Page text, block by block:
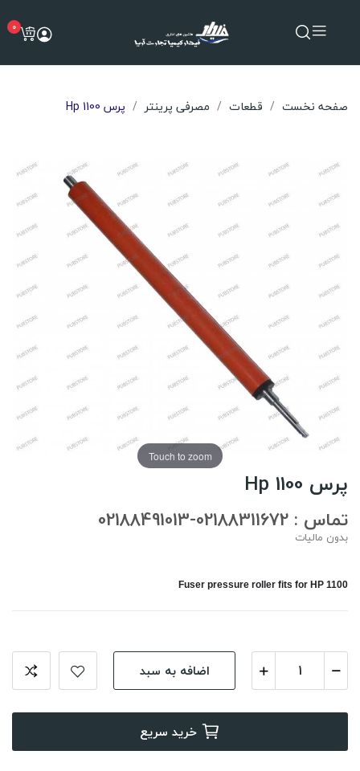
0
صفحه نخست قطعات مصرفی پرینتر پرس Hp 1100
Touch to zoom
پرس Hp 1100
تماس : 02188311672-02188491013
بدون مالیات
Fuser pressure roller fits for HP 1100
اضافه به سبد
خرید سریع